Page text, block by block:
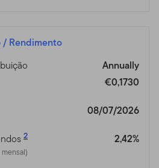
/ Rendimento
Annually
€0,1730
08/07/2026
2
2,42%